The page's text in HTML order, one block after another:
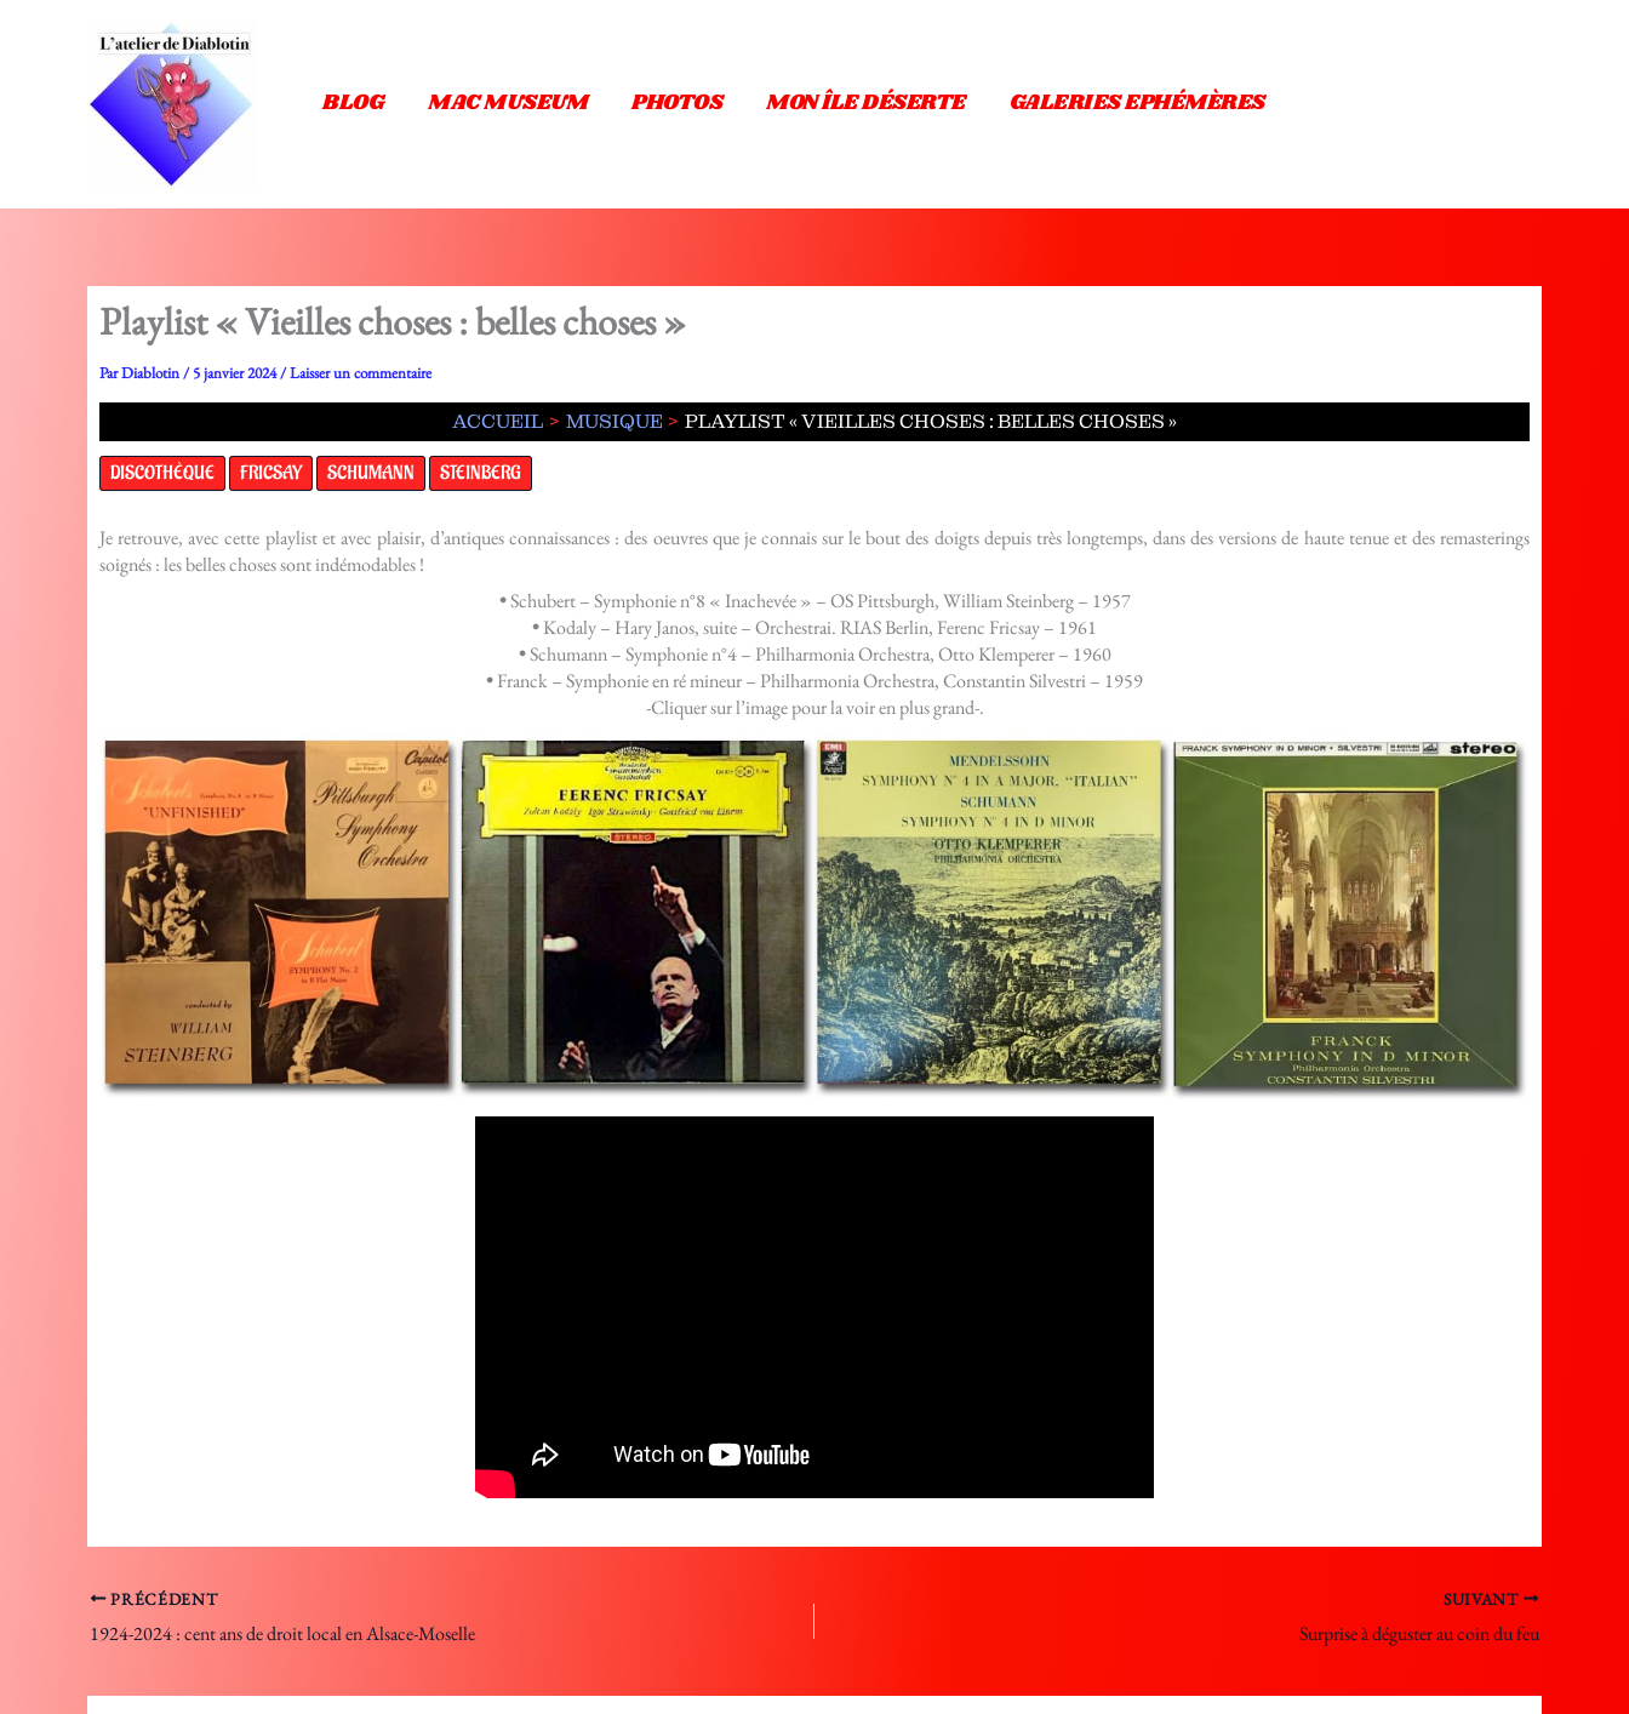
BLOG MAC MUSEUM PHOTOS MON ÎLE DÉSERTE GALERIES EPHÉMÈRES
Playlist « Vieilles choses : belles choses »
ParDiablotin/5 janvier 2024/Laisser un commentaire
ACCUEIL MUSIQUE PLAYLIST « VIEILLES CHOSES : BELLES CHOSES »
DISCOTHÈQUE FRICSAY SCHUMANN STEINBERG
Je retrouve, avec cette playlist et avec plaisir, d’antiques connaissances : des oeuvres que je connais sur le bout des doigts depuis très longtemps, dans des versions de haute tenue et des remasterings
soignés : les belles choses sont indémodables !
•Schubert – Symphonie n°8 « Inachevée » – OS Pittsburgh, William Steinberg – 1957
•Kodaly – Hary Janos, suite – Orchestrai. RIAS Berlin, Ferenc Fricsay – 1961
•Schumann – Symphonie n°4 – Philharmonia Orchestra, Otto Klemperer – 1960
•Franck – Symphonie en ré mineur – Philharmonia Orchestra, Constantin Silvestri – 1959
-Cliquer sur l’image pour la voir en plus grand-.
PRÉCÉDENT
1924-2024 : cent ans de droit local en Alsace-Moselle
SUIVANT
Surprise à déguster au coin du feu